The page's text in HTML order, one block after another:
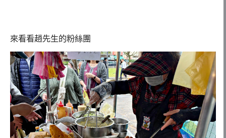
來看看趙先生的粉絲團